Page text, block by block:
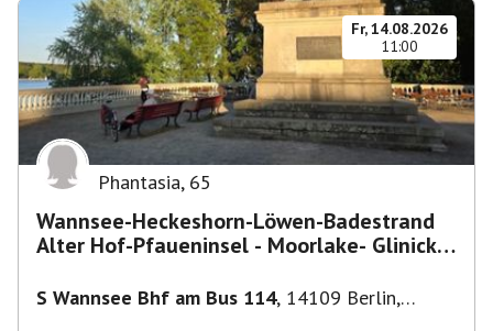
Fr, 14.08.2026
11:00
Phantasia, 65
Wannsee-Heckeshorn-Löwen-Badestrand
Alter Hof-Pfaueninsel - Moorlake- Glinicker
S Wannsee Bhf am Bus 114, 14109 Berlin,